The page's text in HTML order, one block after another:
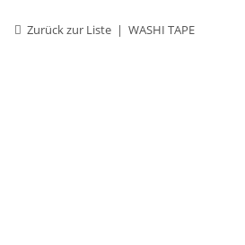
Zurück zur Liste WASHI TAPE